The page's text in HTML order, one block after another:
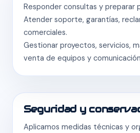
Responder consultas y preparar
Atender soporte, garantías,
comerciales.
Gestionar proyectos, servicios,
venta de equipos y
Seguridad y
Aplicamos medidas técnicas y